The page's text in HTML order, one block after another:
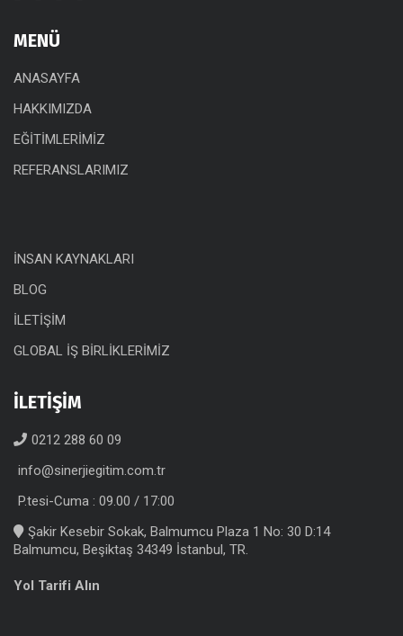
MENÜ
ANASAYFA
HAKKIMIZDA
EĞİTİMLERİMİZ
REFERANSLARIMIZ
İNSAN KAYNAKLARI
BLOG
İLETİŞİM
GLOBAL İŞ BİRLİKLERİMİZ
İLETİŞİM
0212 288 60 09
info@sinerjiegitim.com.tr
P.tesi-Cuma : 09.00 / 17:00
Şakir Kesebir Sokak, Balmumcu Plaza 1 No: 30 D:14
Balmumcu, Beşiktaş 34349 İstanbul, TR.
Yol Tarifi Alın